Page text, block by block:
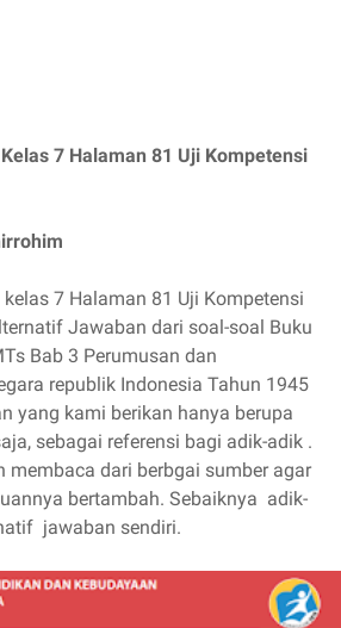
7 Halaman 81 Uji Kompetensi
7 Halaman 81 Uji Kompetensi
Jawaban dari soal-soal Buku
Bab 3 Perumusan dan
republik Indonesia Tahun 1945
yang kami berikan hanya berupa
sebagai referensi bagi adik-adik .
membaca dari berbgai sumber agar
bertambah. Sebaiknya adik-
jawaban sendiri.